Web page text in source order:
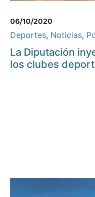
06/10/2020
Deportes, Noticias,
La Diputación
los clubes